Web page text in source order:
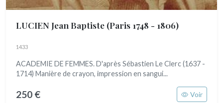
LUCIEN Jean Baptiste (Paris 1748 - 1806)
1433
ACADEMIE DE FEMMES. D'après Sébastien Le Clerc (1637 -
1714) Manière de crayon, impression en sangui...
250 € Voir